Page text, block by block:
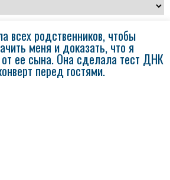
всех родственников, чтобы
меня и доказать, что я
ее сына. Она сделала тест ДНК
перед гостями.